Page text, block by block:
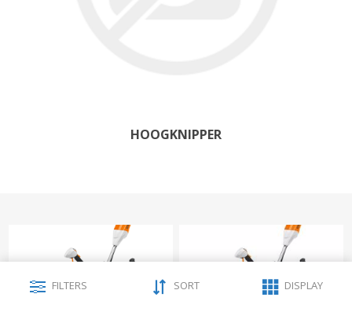
HOOGKNIPPER
FILTERS SORT DISPLAY